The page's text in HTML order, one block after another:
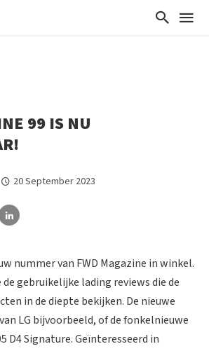
99 IS NU
20 September 2023
nummer van FWD Magazine in winkel.
gebruikelijke lading reviews die de
in de diepte bekijken. De nieuwe
LG bijvoorbeeld, of de fonkelnieuwe
D4 Signature. Geïnteresseerd in